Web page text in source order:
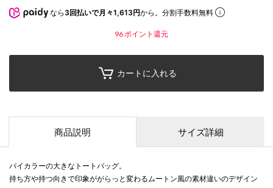
なら 3回払いで月々1,613円から。分割手数料無料
96ポイント還元
カートに入れる
商品説明 サイズ詳細
バイカラーの大きなトートバッグ。
持ち方や持つ向きで印象ががらっと変わるムートン風の素材違いのデザイン